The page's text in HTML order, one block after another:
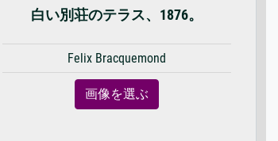
白い別荘のテラス、1876。
Felix Bracquemond
画像を選ぶ